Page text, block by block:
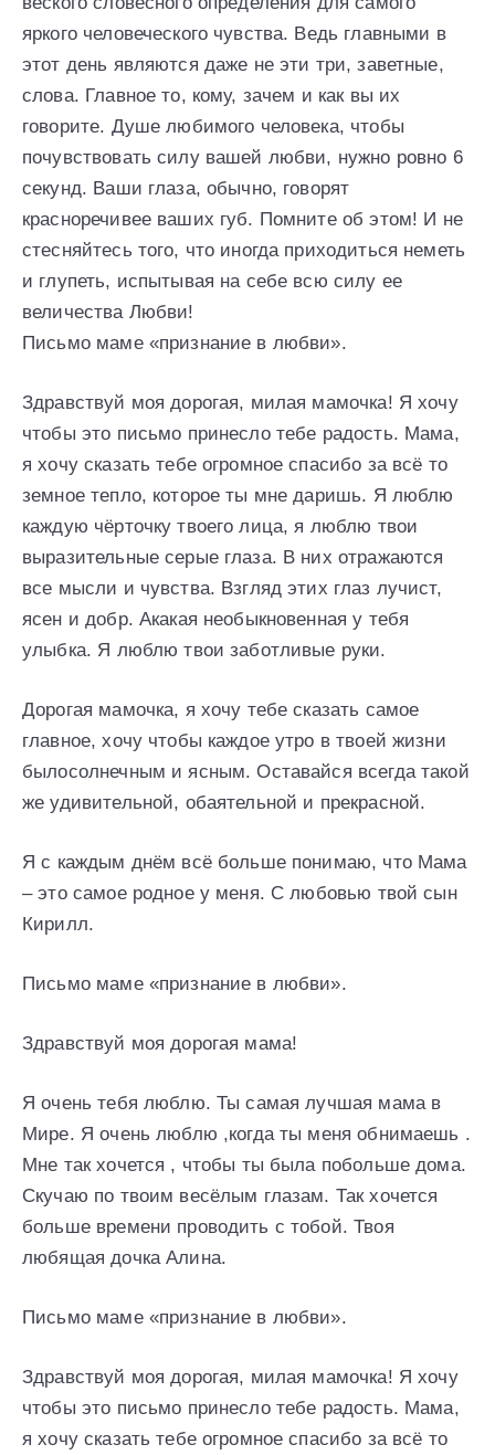
яркого человеческого чувства. Ведь главными в
этот день являются даже не эти три, заветные,
слова. Главное то, кому, зачем и как вы их
говорите. Душе любимого человека, чтобы
почувствовать силу вашей любви, нужно ровно 6
секунд. Ваши глаза, обычно, говорят
красноречивее ваших губ. Помните об этом! И не
стесняйтесь того, что иногда приходиться неметь
и глупеть, испытывая на себе всю силу ее
величества Любви!
Письмо маме «признание в любви».
Здравствуй моя дорогая, милая мамочка! Я хочу
чтобы это письмо принесло тебе радость. Мама,
я хочу сказать тебе огромное спасибо за всё то
земное тепло, которое ты мне даришь. Я люблю
каждую чёрточку твоего лица, я люблю твои
выразительные серые глаза. В них отражаются
все мысли и чувства. Взгляд этих глаз лучист,
ясен и добр. Акакая необыкновенная у тебя
улыбка. Я люблю твои заботливые руки.
Дорогая мамочка, я хочу тебе сказать самое
главное, хочу чтобы каждое утро в твоей жизни
былосолнечным и ясным. Оставайся всегда такой
же удивительной, обаятельной и прекрасной.
Я с каждым днём всё больше понимаю, что Мама
– это самое родное у меня. С любовью твой сын
Кирилл.
Письмо маме «признание в любви».
Здравствуй моя дорогая мама!
Я очень тебя люблю. Ты самая лучшая мама в
Мире. Я очень люблю ,когда ты меня обнимаешь .
Мне так хочется , чтобы ты была побольше дома.
Скучаю по твоим весёлым глазам. Так хочется
больше времени проводить с тобой. Твоя
любящая дочка Алина.
Письмо маме «признание в любви».
Здравствуй моя дорогая, милая мамочка! Я хочу
чтобы это письмо принесло тебе радость. Мама,
я хочу сказать тебе огромное спасибо за всё то